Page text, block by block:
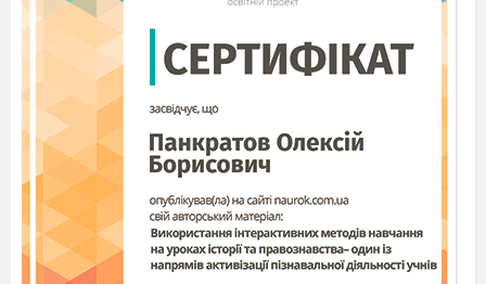
Розділ 3.
Самореалізація
підлітковому та
юнацькому віці.
самореалізації.
12
Самопізнання і